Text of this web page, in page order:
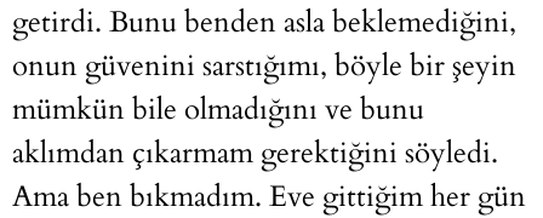
getirdi. Bunu benden asla beklemediğini,
onun güvenini sarstığımı, böyle bir şeyin
mümkün bile olmadığını ve bunu
aklımdan çıkarmam gerektiğini söyledi.
Ama ben bıkmadım. Eve gittiğim her gün